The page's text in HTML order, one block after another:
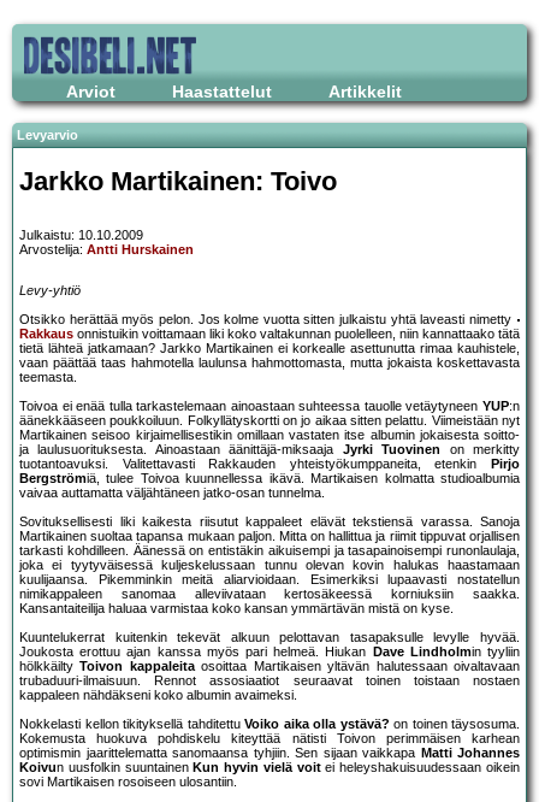
Arviot Haastattelut Artikkelit
Levyarvio
Jarkko Martikainen: Toivo
Julkaistu: 10.10.2009
Arvostelija: Antti Hurskainen
Levy-yhtiö
Otsikko herättää myös pelon. Jos kolme vuotta sitten julkaistu yhtä laveasti nimetty
Rakkaus onnistuikin voittamaan liki koko valtakunnan puolelleen, niin kannattaako tätä
tietä lähteä jatkamaan? Jarkko Martikainen ei korkealle asettunutta rimaa kauhistele,
vaan päättää taas hahmotella laulunsa hahmottomasta, mutta jokaista koskettavasta
teemasta.
Toivoa ei enää tulla tarkastelemaan ainoastaan suhteessa tauolle vetäytyneen YUP:n
äänekkääseen poukkoiluun. Folkyllätyskortti on jo aikaa sitten pelattu. Viimeistään nyt
Martikainen seisoo kirjaimellisestikin omillaan vastaten itse albumin jokaisesta soitto-
ja laulusuorituksesta. Ainoastaan äänittäjä-miksaaja Jyrki Tuovinen on merkitty
tuotantoavuksi. Valitettavasti Rakkauden yhteistyökumppaneita, etenkin
Pirjo
Bergströmiä, tulee Toivoa kuunnellessa ikävä. Martikaisen kolmatta studioalbumia
vaivaa auttamatta väljähtäneen jatko-osan tunnelma.
Sovituksellisesti liki kaikesta riisutut kappaleet elävät tekstiensä varassa. Sanoja
Martikainen suoltaa tapansa mukaan paljon. Mitta on hallittua ja riimit tippuvat orjallisen
tarkasti kohdilleen. Äänessä on entistäkin aikuisempi ja tasapainoisempi runonlaulaja,
joka ei tyytyväisessä kuljeskelussaan tunnu olevan kovin halukas haastamaan
kuulijaansa. Pikemminkin meitä aliarvioidaan. Esimerkiksi lupaavasti nostatellun
nimikappaleen sanomaa alleviivataan kertosäkeessä korniuksiin saakka.
Kansantaiteilija haluaa varmistaa koko kansan ymmärtävän mistä on kyse.
Kuuntelukerrat kuitenkin tekevät alkuun pelottavan tasapaksulle levylle hyvää.
Joukosta erottuu ajan kanssa myös pari helmeä. Hiukan
Dave Lindholmin tyyliin
hölkkäiltyToivon kappaleitaosoittaa Martikaisen yltävän halutessaan oivaltavaan
trubaduuri-ilmaisuun. Rennot assosiaatiot seuraavat toinen toistaan nostaen
kappaleen nähdäkseni koko albumin avaimeksi.
Nokkelasti kellon tikityksellä tahditettu Voiko aika olla ystävä? on toinen täysosuma.
Kokemusta huokuva pohdiskelu kiteyttää nätisti Toivon perimmäisen karhean
optimismin jaarittelematta sanomaansa tyhjiin. Sen sijaan vaikkapa Matti Johannes
Koivun uusfolkin suuntainen Kun hyvin vielä voitei heleyshakuisuudessaan oikein
sovi Martikaisen rosoiseen ulosantiin.